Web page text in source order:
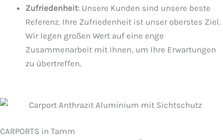
Zufriedenheit: Unsere Kunden sind unsere beste
Referenz. Ihre Zufriedenheit ist unser oberstes Ziel.
Wir legen großen Wert auf eine enge
Zusammenarbeit mit Ihnen, um Ihre Erwartungen
zu übertreffen.
CARPORTS in Tamm